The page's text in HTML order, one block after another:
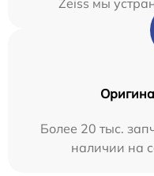
Более 20 тыс.
наличии на